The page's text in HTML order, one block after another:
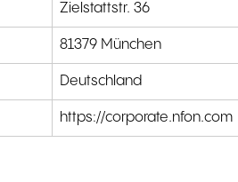
Zielstattstr. 36
81379 München
Deutschland
https://corporate.nfon.com